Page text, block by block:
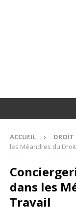
ACCUEIL DROIT
les Méandres du
dans les
Travail